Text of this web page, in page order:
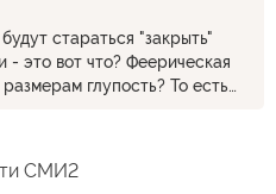
стараться "закрыть"
- это вот что? Феерическая
глупость? То есть
доставкой.
СМИ2